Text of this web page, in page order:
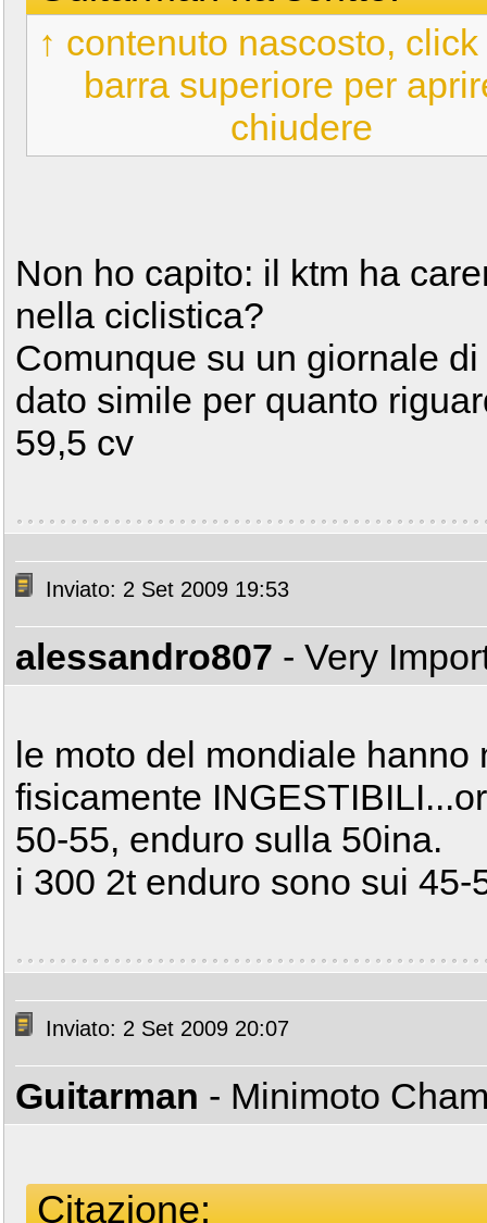
↑ contenuto nascosto,
barra superiore per
chiudere
Non ho capito: il ktm ha
nella ciclistica?
Comunque su un giornale
dato simile per quanto
59,5 cv
Inviato: 2 Set 2009 19:53
alessandro807 - Very
le moto del mondiale hanno
fisicamente
50-55, enduro sulla 50ina.
i 300 2t enduro sono sui 45-
Inviato: 2 Set 2009 20:07
Guitarman - Minimoto
Citazione: